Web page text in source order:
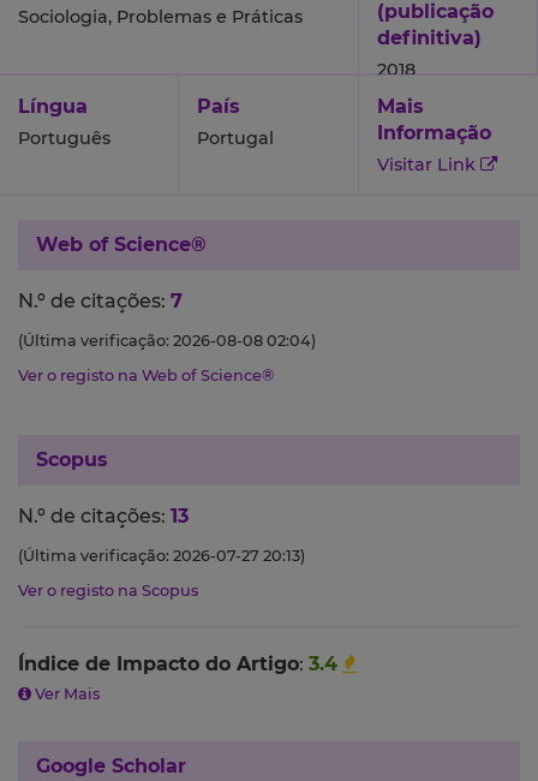
Sociologia, Problemas e Práticas
(publicação
definitiva)
2018
Língua
Português
País
Portugal
Mais
Informação
Visitar Link
Web of Science®
N.º de citações: 7
(Última verificação: 2026-08-08 02:04)
Ver o registo na Web of Science®
Scopus
N.º de citações: 13
(Última verificação: 2026-07-27 20:13)
Ver o registo na Scopus
Índice de Impacto do Artigo: 3.4
Ver Mais
Google Scholar